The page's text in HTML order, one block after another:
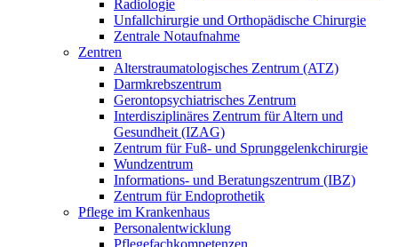
Radiologie
Unfallchirurgie und Orthopädische Chirurgie
Zentrale Notaufnahme
Zentren
Alterstraumatologisches Zentrum (ATZ)
Darmkrebszentrum
Gerontopsychiatrisches Zentrum
Interdisziplinäres Zentrum für Altern und
Gesundheit (IZAG)
Zentrum für Fuß- und Sprunggelenkchirurgie
Wundzentrum
Informations- und Beratungszentrum (IBZ)
Zentrum für Endoprothetik
Pflege im Krankenhaus
Personalentwicklung
Pflegefachkompetenzen